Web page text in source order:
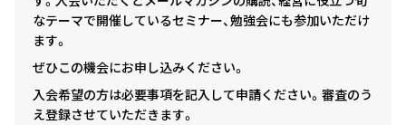
なテーマで開催しているセミナー、勉強会にも参加いただけ
ます。
ぜひこの機会にお申し込みください。
入会希望の方は必要事項を記入して申請ください。審査のう
え登録させていただきます。